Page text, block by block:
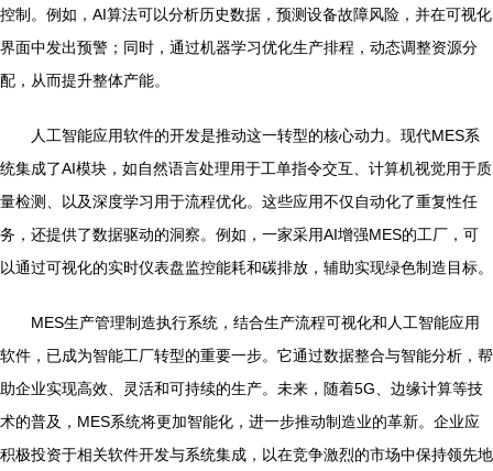
控制。例如，AI算法可以分析历史数据，预测设备故障风险，并在可视化
界面中发出预警；同时，通过机器学习优化生产排程，动态调整资源分
配，从而提升整体产能。
人工智能应用软件的开发是推动这一转型的核心动力。现代MES系
统集成了AI模块，如自然语言处理用于工单指令交互、计算机视觉用于质
量检测、以及深度学习用于流程优化。这些应用不仅自动化了重复性任
务，还提供了数据驱动的洞察。例如，一家采用AI增强MES的工厂，可
以通过可视化的实时仪表盘监控能耗和碳排放，辅助实现绿色制造目标。
MES生产管理制造执行系统，结合生产流程可视化和人工智能应用
软件，已成为智能工厂转型的重要一步。它通过数据整合与智能分析，帮
助企业实现高效、灵活和可持续的生产。未来，随着5G、边缘计算等技
术的普及，MES系统将更加智能化，进一步推动制造业的革新。企业应
积极投资于相关软件开发与系统集成，以在竞争激烈的市场中保持领先地